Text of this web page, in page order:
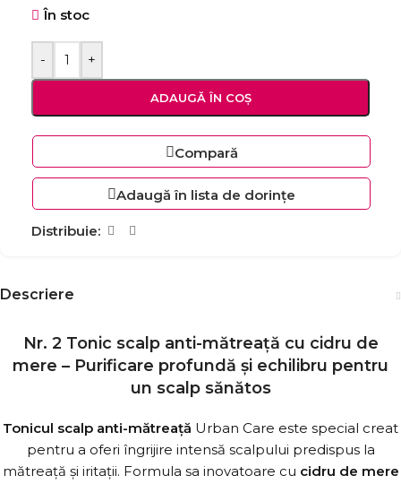
În stoc
- +
ADAUGĂ ÎN COȘ
Compară
Adaugă în lista de dorințe
Distribuie:
Descriere
Nr. 2 Tonic scalp anti-mătreață cu cidru de
mere – Purificare profundă și echilibru pentru
un scalp sănătos
Tonicul scalp anti-mătreață Urban Care este special creat
pentru a oferi îngrijire intensă scalpului predispus la
mătreață și iritații. Formula sa inovatoare cu cidru de mere